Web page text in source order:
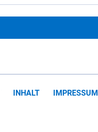
INHALT IMPRESSUM